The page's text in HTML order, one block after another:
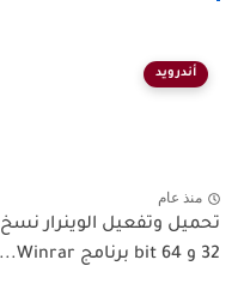
أندرويد
منذ عام
تحميل وتفعيل الوينرار نسخ
32 و 64 bit برنامج Winrar...